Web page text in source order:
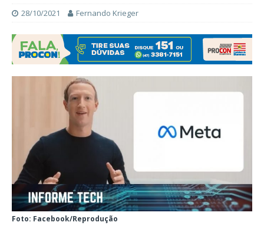
28/10/2021 Fernando Krieger
Foto: Facebook/Reprodução